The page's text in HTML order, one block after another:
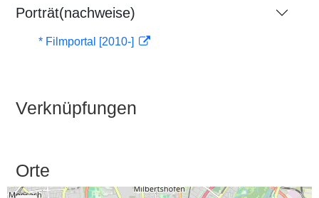
Porträt(nachweise)
* Filmportal [2010-]
Verknüpfungen
Orte